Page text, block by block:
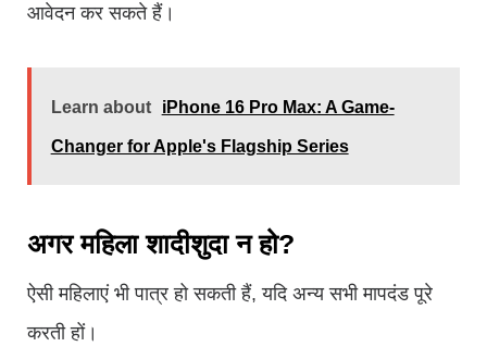
आवेदन कर सकते हैं।
Learn about iPhone 16 Pro Max: A Game-
Changer for Apple's Flagship Series
अगर महिला शादीशुदा न हो?
ऐसी महिलाएं भी पात्र हो सकती हैं, यदि अन्य सभी मापदंड पूरे
करती हों।